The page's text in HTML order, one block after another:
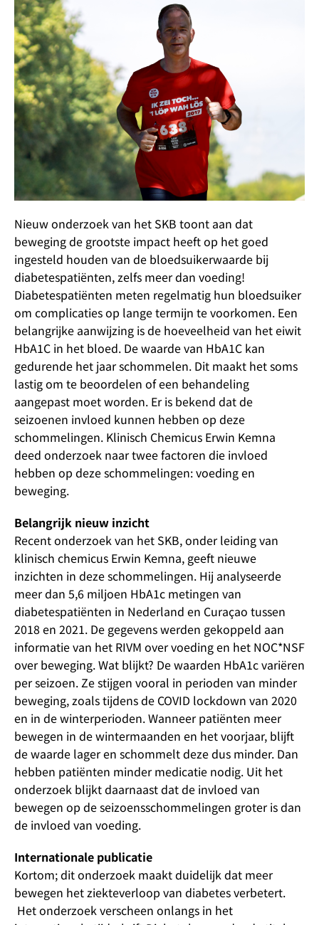
Nieuw onderzoek van het SKB toont aan dat
beweging de grootste impact heeft op het goed
ingesteld houden van de bloedsuikerwaarde bij
diabetespatiënten, zelfs meer dan voeding!
Diabetespatiënten meten regelmatig hun bloedsuiker
om complicaties op lange termijn te voorkomen. Een
belangrijke aanwijzing is de hoeveelheid van het eiwit
HbA1C in het bloed. De waarde van HbA1C kan
gedurende het jaar schommelen. Dit maakt het soms
lastig om te beoordelen of een behandeling
aangepast moet worden. Er is bekend dat de
seizoenen invloed kunnen hebben op deze
schommelingen. Klinisch Chemicus Erwin Kemna
deed onderzoek naar twee factoren die invloed
hebben op deze schommelingen: voeding en
beweging.
Belangrijk nieuw inzicht
Recent onderzoek van het SKB, onder leiding van
klinisch chemicus Erwin Kemna, geeft nieuwe
inzichten in deze schommelingen. Hij analyseerde
meer dan 5,6 miljoen HbA1c metingen van
diabetespatiënten in Nederland en Curaçao tussen
2018 en 2021. De gegevens werden gekoppeld aan
informatie van het RIVM over voeding en het NOC*NSF
over beweging. Wat blijkt? De waarden HbA1c variëren
per seizoen. Ze stijgen vooral in perioden van minder
beweging, zoals tijdens de COVID lockdown van 2020
en in de winterperioden. Wanneer patiënten meer
bewegen in de wintermaanden en het voorjaar, blijft
de waarde lager en schommelt deze dus minder. Dan
hebben patiënten minder medicatie nodig. Uit het
onderzoek blijkt daarnaast dat de invloed van
bewegen op de seizoensschommelingen groter is dan
de invloed van voeding.
Internationale publicatie
Kortom; dit onderzoek maakt duidelijk dat meer
bewegen het ziekteverloop van diabetes verbetert.
Het onderzoek verscheen onlangs in het